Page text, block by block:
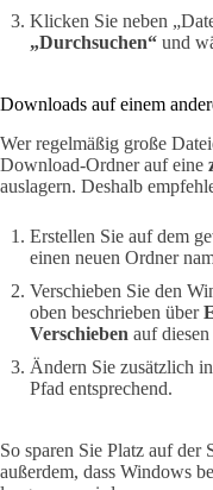
Klicken Sie neben
„Durchsuchen“ und
Downloads auf einem
Wer regelmäßig große
Download-Ordner auf eine
auslagern. Deshalb
Erstellen Sie auf dem
einen neuen Ordner
Verschieben Sie den
oben beschrieben über
Verschieben auf
Ändern Sie zusätzlich
Pfad entsprechend.
So sparen Sie Platz auf der
außerdem, dass Windows